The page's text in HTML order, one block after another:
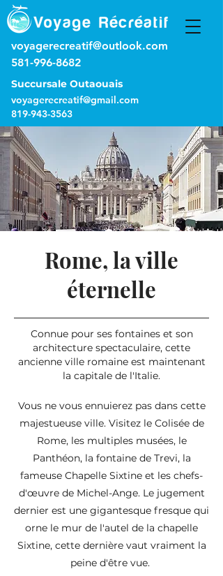
581-996-8682
voyagerecreatif@outlook.com
Succursale Outaouais
voyagerecreatif@gmail.com
819-943-3563
Rome, la ville
éternelle
Connue pour ses fontaines et son
architecture spectaculaire, cette
ancienne ville romaine est maintenant
la capitale de l'Italie.
Vous ne vous ennuierez pas dans cette
majestueuse ville. Visitez le Colisée de
Rome, les multiples musées, le
Panthéon, la fontaine de Trevi, la
fameuse Chapelle Sixtine et les chefs-
d'œuvrede Michel-Ange. Le jugement
dernier est une gigantesque fresque qui
orne le mur de l'autel de la chapelle
Sixtine, cette dernière vaut vraiment la
peine d'être vue.